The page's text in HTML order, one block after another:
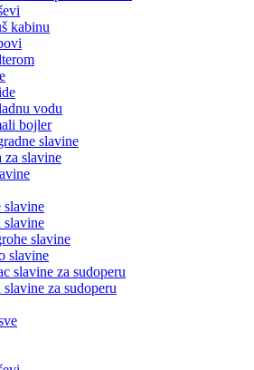
kabinu
vodu
bojler
slavine
za slavine
slavine
slavine
slavine
slavine
slavine za sudoperu
slavine za sudoperu